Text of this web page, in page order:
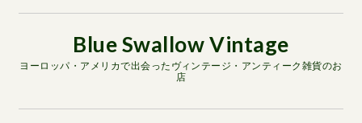
ヨーロッパ・アメリカで出会ったヴィンテージ・アンティーク雑貨のお
店